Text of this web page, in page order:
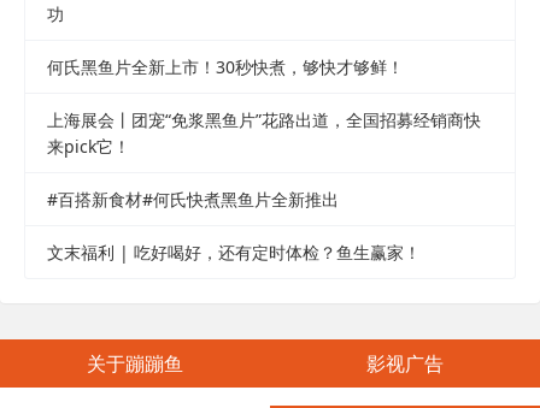
功
何氏黑鱼片全新上市！30秒快煮，够快才够鲜！
上海展会丨团宠“免浆黑鱼片”花路出道，全国招募经销商快
来pick它！
#百搭新食材#何氏快煮黑鱼片全新推出
文末福利 | 吃好喝好，还有定时体检？鱼生赢家！
关于蹦蹦鱼 影视广告